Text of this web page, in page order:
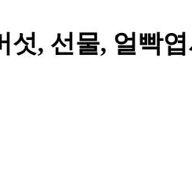
섯, 선물, 얼빡